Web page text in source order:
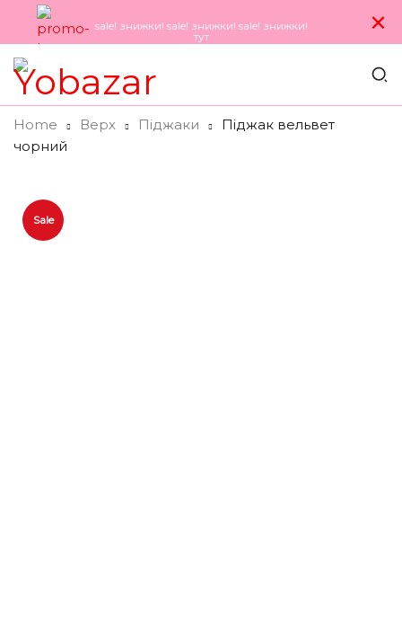
sale! знижки! sale! знижки! sale! знижки!
тут
×
Home Верх Пiджаки
Піджак вельвет
чорний
Sale